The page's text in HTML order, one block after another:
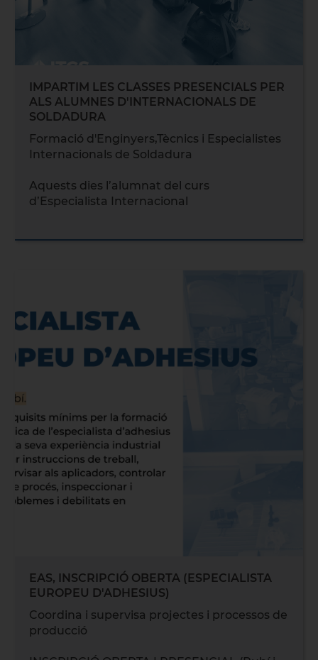
IMPARTIM LES CLASSES PRESENCIALS PER
ALS ALUMNES D'INTERNACIONALS DE
SOLDADURA
Formació d'Enginyers,Tècnics i Especialistes
Internacionals de Soldadura
Aquests dies l’alumnat del curs
d’Especialista Internacional
EAS, INSCRIPCIÓ OBERTA (ESPECIALISTA
EUROPEU D'ADHESIUS)
Coordina i supervisa projectes i processos de
producció